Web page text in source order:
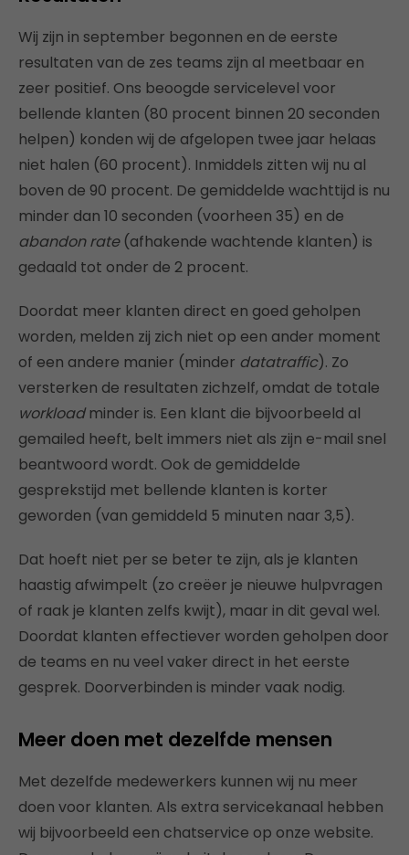
Wij zijn in september begonnen en de eerste
resultaten van de zes teams zijn al meetbaar en
zeer positief. Ons beoogde servicelevel voor
bellende klanten (80 procent binnen 20 seconden
helpen) konden wij de afgelopen twee jaar helaas
niet halen (60 procent). Inmiddels zitten wij nu al
boven de 90 procent. De gemiddelde wachttijd is nu
minder dan 10 seconden (voorheen 35) en de
abandon rate(afhakende wachtende klanten) is
gedaald tot onder de 2 procent.
Doordat meer klanten direct en goed geholpen
worden, melden zij zich niet op een ander moment
of een andere manier (minder datatraffic). Zo
versterken de resultaten zichzelf, omdat de totale
workloadminder is. Een klant die bijvoorbeeld al
gemailed heeft, belt immers niet als zijn e-mail snel
beantwoord wordt. Ook de gemiddelde
gesprekstijd met bellende klanten is korter
geworden (van gemiddeld 5 minuten naar 3,5).
Dat hoeft niet per se beter te zijn, als je klanten
haastig afwimpelt (zo creëer je nieuwe hulpvragen
of raak je klanten zelfs kwijt), maar in dit geval wel.
Doordat klanten effectiever worden geholpen door
de teams en nu veel vaker direct in het eerste
gesprek. Doorverbinden is minder vaak nodig.
Meer doen met dezelfde mensen
Met dezelfde medewerkers kunnen wij nu meer
doen voor klanten. Als extra servicekanaal hebben
wij bijvoorbeeld een chatservice op onze website.